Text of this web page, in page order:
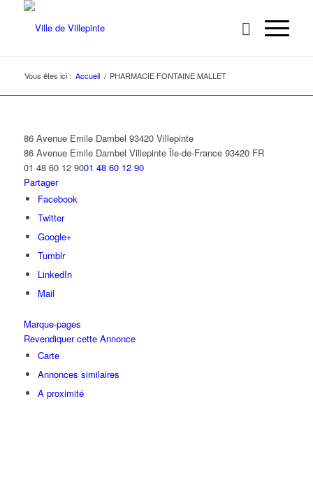
Vous êtes ici : Accueil / PHARMACIE FONTAINE MALLET
86 Avenue Emile Dambel 93420 Villepinte
86 Avenue Emile Dambel Villepinte Île-de-France 93420 FR
01 48 60 12 9001 48 60 12 90
Partager
Facebook
Twitter
Google+
Tumblr
LinkedIn
Mail
Marque-pages
Revendiquer cette Annonce
Carte
Annonces similaires
A proximité